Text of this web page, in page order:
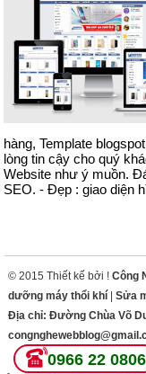
hàng, Template
lòng tin cậy cho quý
Website như ý muồn.
SEO. - Đẹp : giao diện
© 2015 Thiết kế bởi !Công
dưỡng máy thổi khí |Sửa
Địa chỉ: Đường Chùa Võ
0966 22 0806